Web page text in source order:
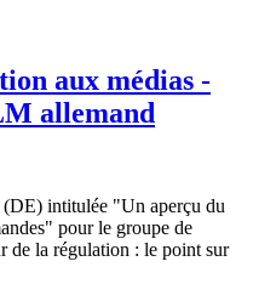
aux médias -
allemand
intitulée "Un aperçu du
pour le groupe de
de la régulation : le point sur